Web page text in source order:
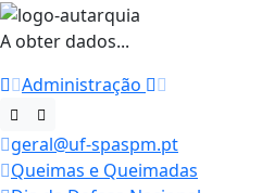
A obter dados...
Administração
geral@uf-spaspm.pt
Queimas e Queimadas